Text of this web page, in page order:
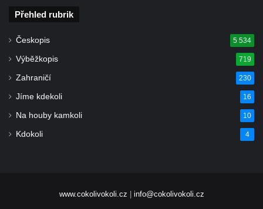
Přehled rubrik
Českopis 5 534
Výběžkopis 719
Zahraničí 230
Jíme kdekoli 16
Na houby kamkoli 10
Kdokoli 4
www.cokolivokoli.cz info@cokolivokoli.cz